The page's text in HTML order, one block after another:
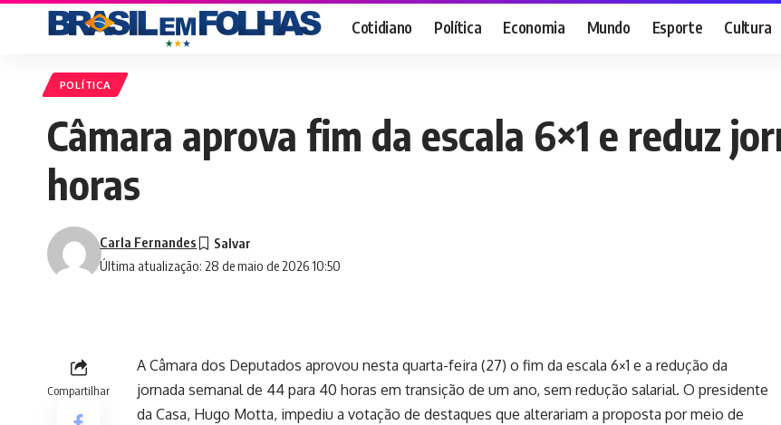
Cotidiano Política Economia Mundo Esporte Cultura
POLÍTICA
Câmara aprova fim da escala 6×1 e reduz
horas
Última atualização: 28 de maio de 2026 10:50
Carla Fernandes
Compartilhar
A Câmara dos Deputados aprovou nesta quarta-feira (27) o fim da escala 6×1 e a redução da
jornada semanal de 44 para 40 horas em transição de um ano, sem redução salarial. O presidente
da Casa, Hugo Motta, impediu a votação de destaques que alterariam a proposta por meio de